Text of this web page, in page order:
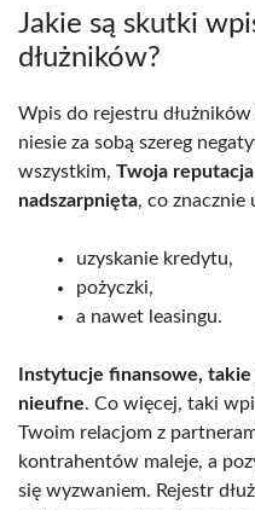
Jakie są skutki
dłużników?
Wpis do rejestru
niesie za sobą szereg
wszystkim, Twoja
nadszarpnięta, co znacznie
uzyskanie kredytu,
pożyczki,
a nawet leasingu.
Instytucje finansowe,
nieufne. Co więcej, taki
Twoim relacjom z
kontrahentów maleje, a
się wyzwaniem. Rejestr